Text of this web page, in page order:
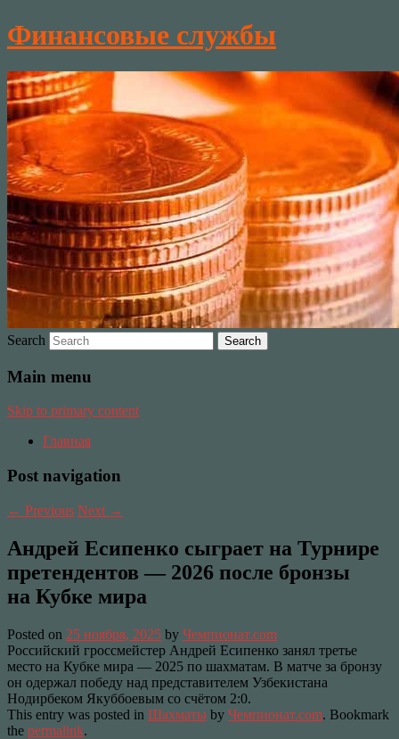
Финансовые службы
Search
Main menu
Skip to primary content
Главная
Post navigation
← Previous Next →
Андрей Есипенко сыграет на Турнире
претендентов — 2026 после бронзы
на Кубке мира
Posted on 25 ноября, 2025 by Чемпионат.com
Российский гроссмейстер Андрей Есипенко занял третье
место на Кубке мира — 2025 по шахматам. В матче за бронзу
он одержал победу над представителем Узбекистана
Нодирбеком Якуббоевым со счётом 2:0.
This entry was posted in Шахматы by Чемпионат.com. Bookmark
the permalink.